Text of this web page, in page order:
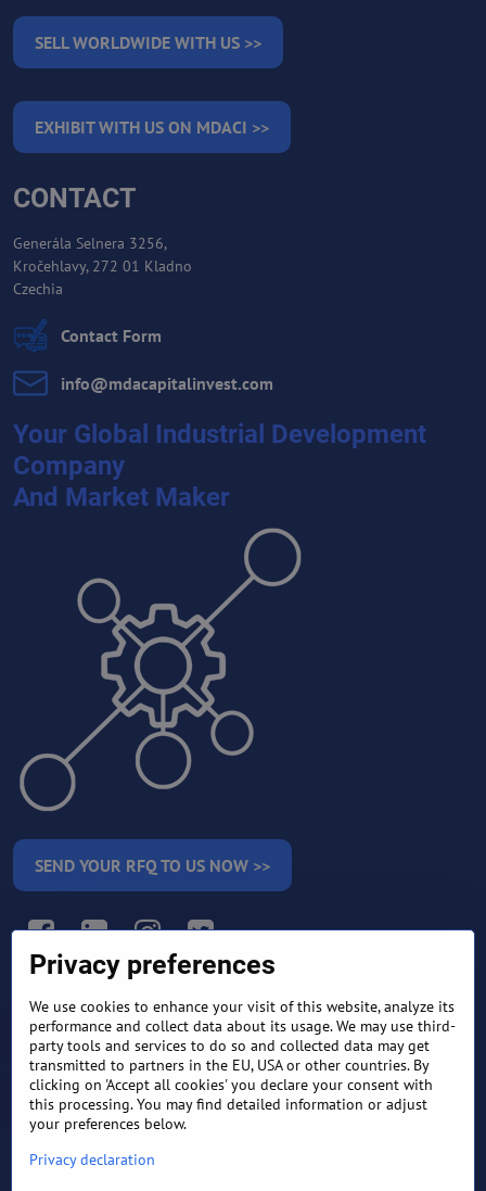
SELL WORLDWIDE WITH US >>
EXHIBIT WITH US ON MDACI >>
CONTACT
Generála Selnera 3256,
Kročehlavy, 272 01 Kladno
Czechia
Contact Form
info​@mdacapitalinvest​.com
Your Global Industrial Development
Company
And Market Maker
SEND YOUR RFQ TO US NOW >>
TERMS AND CONDITIONS
RETURN AND REFUND
POLICY
FREQUENTLY ASKED
QUESTIONS
EXPORT FINANCE & LETTER
OF CREDIT
Privacy preferences
We use cookies to enhance your visit of this website, analyze its
performance and collect data about its usage. We may use third-
party tools and services to do so and collected data may get
transmitted to partners in the EU, USA or other countries. By
clicking on 'Accept all cookies' you declare your consent with
this processing. You may find detailed information or adjust
your preferences below.
Privacy declaration